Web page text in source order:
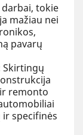
tokie
mažiau nei
pavarų
Skirtingų
remonto
specifinės